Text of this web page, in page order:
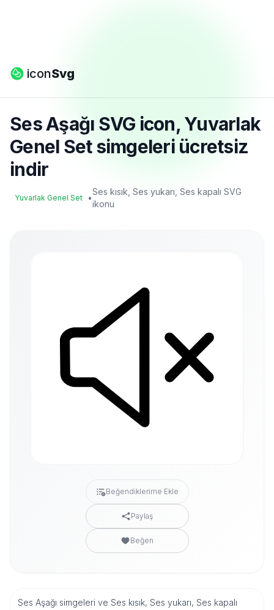
iconSvg
Ses Aşağı SVG icon, Yuvarlak
Genel Set simgeleri ücretsiz
indir
Yuvarlak Genel Set •
Ses kısık, Ses yukarı, Ses kapalı SVG
ikonu
Beğendiklerime Ekle
Paylaş
Beğen
Ses Aşağı simgeleri ve Ses kısık, Ses yukarı, Ses kapalı